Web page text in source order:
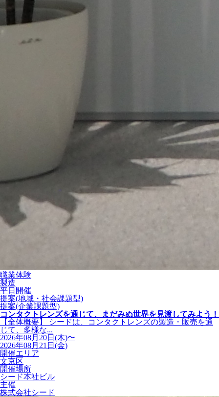
職業体験
製造
平日開催
提案(地域・社会課題型)
提案(企業課題型)
コンタクトレンズを通じて、まだみぬ世界を見渡してみよう！
【全体概要】 シードは、コンタクトレンズの製造・販売を通
じて、多様な...
2026年08月20日(木)〜
2026年08月21日(金)
開催エリア
文京区
開催場所
シード本社ビル
主催
株式会社シード